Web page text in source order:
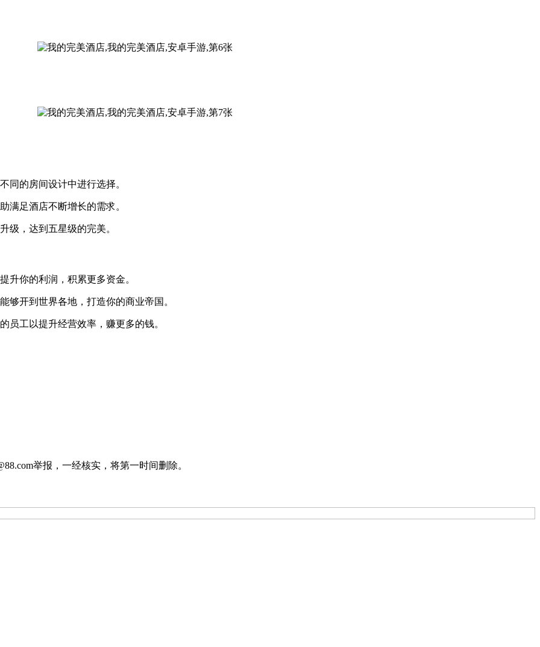
同的房间设计中进行选择。
满足酒店不断增长的需求。
级，达到五星级的完美。
升你的利润，积累更多资金。
够开到世界各地，打造你的商业帝国。
员工以提升经营效率，赚更多的钱。
举报，一经核实，将第一时间删除。